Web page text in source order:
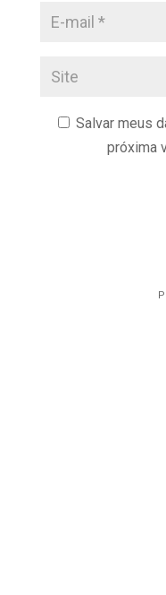
Salvar meus
próxima